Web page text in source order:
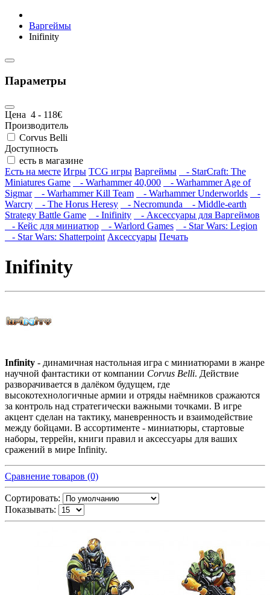
Варгеймы
Inifinity
Параметры
Цена 4 - 118€
Производитель
Corvus Belli
Доступность
есть в магазине
Есть на месте Игры TCG игры Варгеймы
- StarCraft: The
Miniatures Game
- Warhammer 40,000
- Warhammer Age of
Sigmar
- Warhammer Kill Team - Warhammer Underworlds
-
Warcry
- The Horus Heresy - Necromunda
- Middle-earth
Strategy Battle Game
- Inifinity
- Аксессуары для Варгеймов
- Кейс для миниатюр
- Warlord Games
- Star Wars: Legion
- Star Wars: Shatterpoint Аксессуары Печать
Inifinity
Infinity - динамичная настольная игра с миниатюрами в жанре
научной фантастики от компании Corvus Belli. Действие
разворачивается в далёком будущем, где
высокотехнологичные армии и отряды наёмников сражаются
за контроль над стратегически важными точками. В игре
акцент сделан на тактику, маневренность и взаимодействие
между бойцами. В ассортименте - миниатюры, стартовые
наборы, террейн, книги правил и аксессуары для ваших
сражений в мире Infinity.
Сравнение товаров (0)
Сортировать:
Показывать: